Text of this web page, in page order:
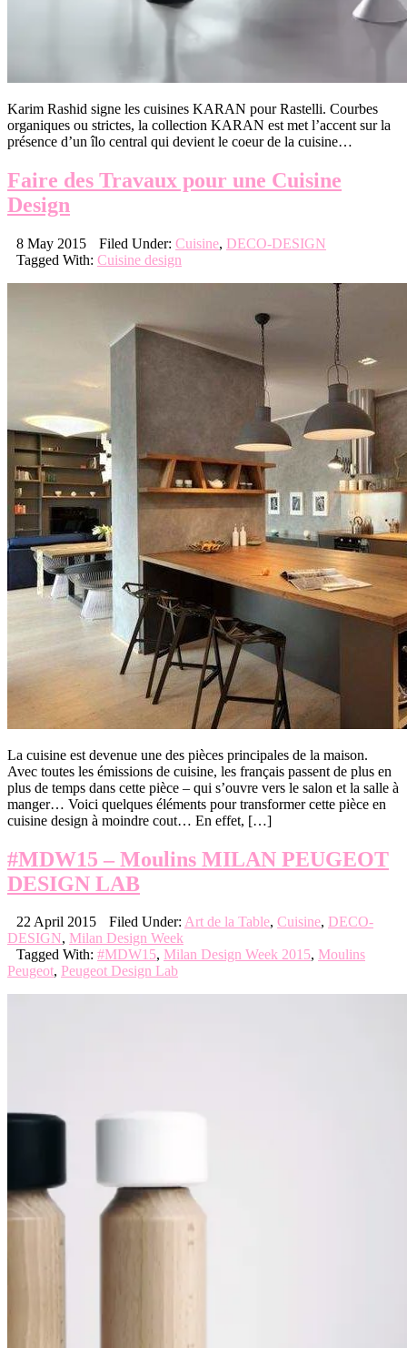
Karim Rashid signe les cuisines KARAN pour Rastelli. Courbes
organiques ou strictes, la collection KARAN est met l’accent sur la
présence d’un îlo central qui devient le coeur de la cuisine…
Faire des Travaux pour une Cuisine
Design
8 May 2015 Filed Under: Cuisine, DECO-DESIGN
Tagged With: Cuisine design
La cuisine est devenue une des pièces principales de la maison.
Avec toutes les émissions de cuisine, les français passent de plus en
plus de temps dans cette pièce – qui s’ouvre vers le salon et la salle à
manger… Voici quelques éléments pour transformer cette pièce en
cuisine design à moindre cout… En effet, […]
#MDW15 – Moulins MILAN PEUGEOT
DESIGN LAB
22 April 2015 Filed Under: Art de la Table, Cuisine, DECO-
DESIGN, Milan Design Week
Tagged With: #MDW15, Milan Design Week 2015, Moulins
Peugeot, Peugeot Design Lab